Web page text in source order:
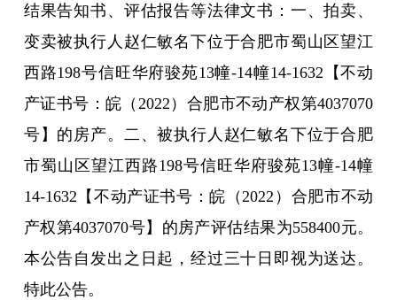
结果告知书、评估报告等法律文书：一、拍卖、
变卖被执行人赵仁敏名下位于合肥市蜀山区望江
西路198号信旺华府骏苑13幢-14幢14-1632【不动
产证书号：皖（2022）合肥市不动产权第4037070
号】的房产。二、被执行人赵仁敏名下位于合肥
市蜀山区望江西路198号信旺华府骏苑13幢-14幢
14-1632【不动产证书号：皖（2022）合肥市不动
产权第4037070号】的房产评估结果为558400元。
本公告自发出之日起，经过三十日即视为送达。
特此公告。